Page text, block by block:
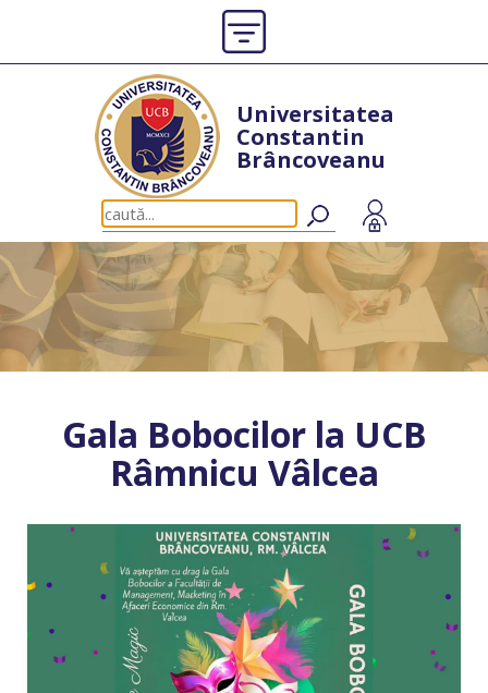
Universitatea
Constantin
Brâncoveanu
Gala Bobocilor la UCB
Râmnicu Vâlcea